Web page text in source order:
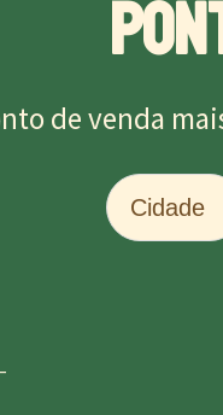
de venda